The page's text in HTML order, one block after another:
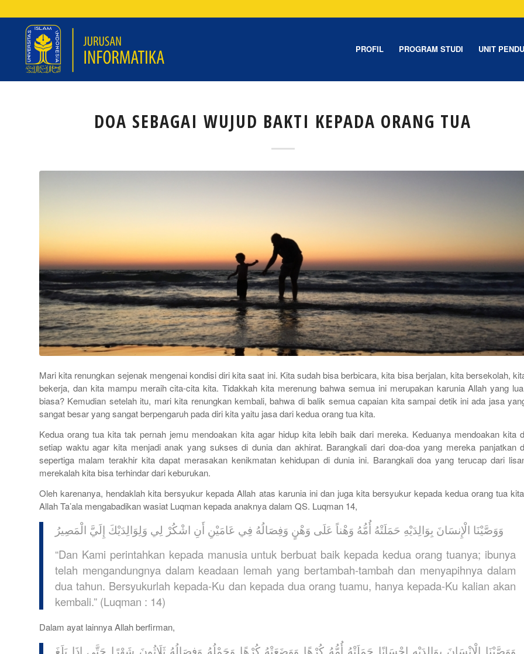
PROFIL PROGRAM STUDI UNIT
DOA SEBAGAI WUJUD BAKTI KEPADA ORANG TUA
Mari kita renungkan sejenak mengenai kondisi diri kita saat ini. Kita sudah bisa berbicara, kita bisa berjalan, kita bersekolah,
bekerja, dan kita mampu meraih cita-cita kita. Tidakkah kita merenung bahwa semua ini merupakan karunia Allah yang
biasa? Kemudian setelah itu, mari kita renungkan kembali, bahwa di balik semua capaian kita sampai detik ini ada jasa
sangat besar yang sangat berpengaruh pada diri kita yaitu jasa dari kedua orang tua kita.
Kedua orang tua kita tak pernah jemu mendoakan kita agar hidup kita lebih baik dari mereka. Keduanya mendoakan kita
setiap waktu agar kita menjadi anak yang sukses di dunia dan akhirat. Barangkali dari doa-doa yang mereka panjatkan
sepertiga malam terakhir kita dapat merasakan kenikmatan kehidupan di dunia ini. Barangkali doa yang terucap dari
merekalah kita bisa terhindar dari keburukan.
Oleh karenanya, hendaklah kita bersyukur kepada Allah atas karunia ini dan juga kita bersyukur kepada kedua orang tua
Allah Ta’ala mengabadikan wasiat Luqman kepada anaknya dalam QS. Luqman 14,
وَوَصَّيْنَا الْإِنسَانَ بِوَالِدَيْهِ حَمَلَتْهُ أُمُّهُ وَهْناً عَلَى وَهْنٍ وَفِصَالُهُ فِي عَامَيْنِ أَنِ اشْكُرْ لِي وَلِوَالِدَيْكَ إِلَيَّ الْمَصِيرُ
“Dan Kami perintahkan kepada manusia untuk berbuat baik kepada kedua orang tuanya; ibunya
telah mengandungnya dalam keadaan lemah yang bertambah-tambah dan menyapihnya dalam
dua tahun. Bersyukurlah kepada-Ku dan kepada dua orang tuamu, hanya kepada-Ku kalian akan
kembali.” (Luqman : 14)
Dalam ayat lainnya Allah berfirman,
وَوَصَّيْنَا الْإِنْسَانَ بِوَالِدَيْهِ إِحْسَانًا حَمَلَتْهُ أُمُّهُ كُرْهًا وَوَضَعَتْهُ كُرْهًا وَحَمْلُهُ وَفِصَالُهُ ثَلَاثُونَ شَهْرًا حَتَّى إِذَا بَلَغَ